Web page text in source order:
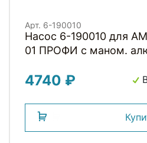
Арт. 6-190010
Насос 6-190010 для
01 ПРОФИ с маном.
4740 ₽